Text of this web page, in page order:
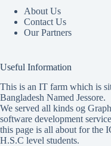
About Us
Contact Us
Our Partners
Useful Information
This is an IT farm which is
Bangladesh Named Jessore.
We served all kinds og
software development
this page is all about for the
H.S.C level students.